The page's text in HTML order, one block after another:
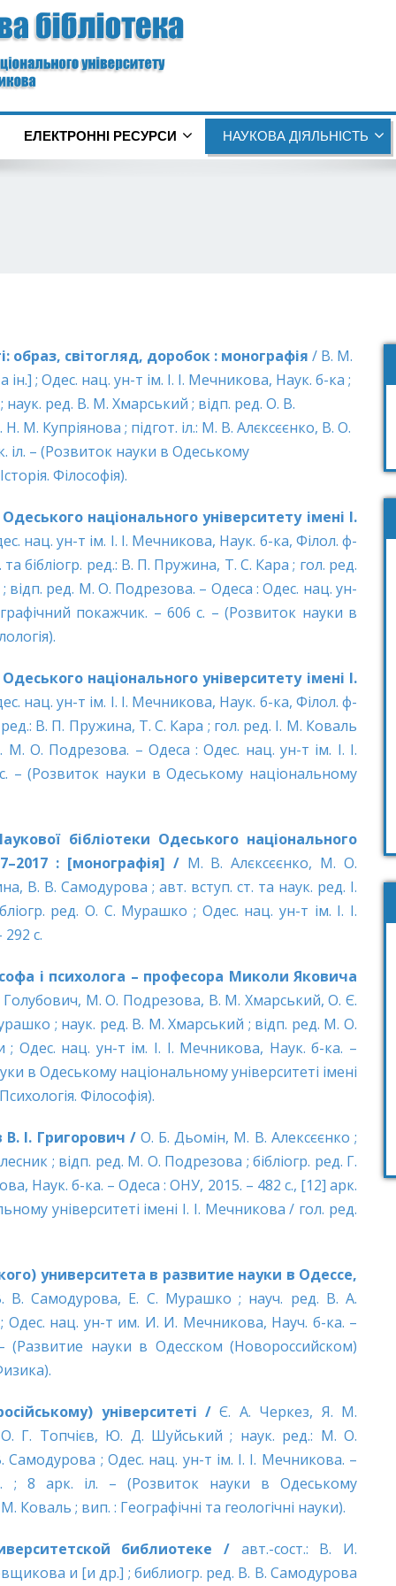
ЕЛЕКТРОННІ РЕСУРСИ НАУКОВА ДІЯЛЬНІСТЬ
образ, світогляд, доробок : монографія / В. М.
; Одес. нац. ун-т ім. І. І. Мечникова, Наук. б-ка ;
ред. В. М. Хмарський ; відп. ред. О. В.
Н. М. Купріянова ; підгот. іл.: М. В. Алєксєєнко, В. О.
іл. – (Розвиток науки в Одеському
Філософія).
національного університету імені І.
нац. ун-т ім. І. І. Мечникова, Наук. б-ка, Філол. ф-
бібліогр. ред.: В. П. Пружина, Т. С. Кара ; гол. ред.
ред. М. О. Подрезова. – Одеса : Одес. нац. ун-
покажчик. – 606 с. – (Розвиток науки в
національного університету імені І.
нац. ун-т ім. І. І. Мечникова, Наук. б-ка, Філол. ф-
ред.: В. П. Пружина, Т. С. Кара ; гол. ред. І. М. Коваль
О. Подрезова. – Одеса : Одес. нац. ун-т ім. І. І.
– (Розвиток науки в Одеському національному
бібліотеки Одеського національного
: [монографія] / М. В. Алєксєєнко, М. О.
В. Самодурова ; авт. вступ. ст. та наук. ред. І.
ред. О. С. Мурашко ; Одес. нац. ун-т ім. І. І.
с.
і психолога – професора Миколи Яковича
Голубович, М. О. Подрезова, В. М. Хмарський, О. Є.
; наук. ред. В. М. Хмарський ; відп. ред. М. О.
Одес. нац. ун-т ім. І. І. Мечникова, Наук. б-ка. –
в Одеському національному університеті імені
Філософія).
І. Григорович /О. Б. Дьомін, М. В. Алексєєнко ;
; відп. ред. М. О. Подрезова ; бібліогр. ред. Г.
Наук. б-ка. – Одеса : ОНУ, 2015. – 482 с., [12] арк.
університеті імені І. І. Мечникова / гол. ред.
университета в развитие науки в Одессе,
В. Самодурова, Е. С. Мурашко ; науч. ред. В. А.
нац. ун-т им. И. И. Мечникова, Науч. б-ка. –
науки в Одесском (Новороссийском)
університеті /Є. А. Черкез, Я. М.
Г. Топчієв, Ю. Д. Шуйський ; наук. ред.: М. О.
Самодурова ; Одес. нац. ун-т ім. І. І. Мечникова. –
; 8 арк. іл. – (Розвиток науки в Одеському
Коваль ; вип. : Географічні та геологічні науки).
библиотеке / авт.-сост.: В. И.
и [и др.] ; библиогр. ред. В. В. Самодурова